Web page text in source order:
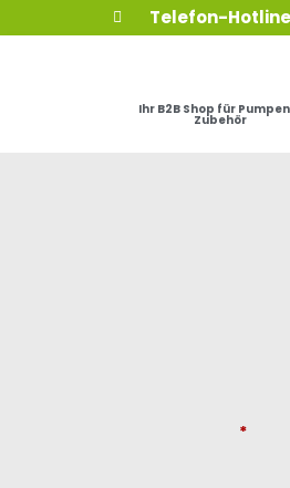
Telefon-Hotline
Ihr B2B Shop für
Zubehör